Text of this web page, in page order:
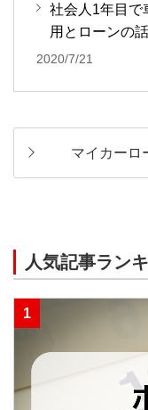
社会人1年目で
用とローンの話
2020/7/21
マイカーロ
人気記事ラン